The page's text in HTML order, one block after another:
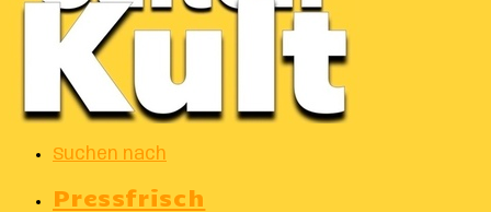
Suchen nach
Pressfrisch